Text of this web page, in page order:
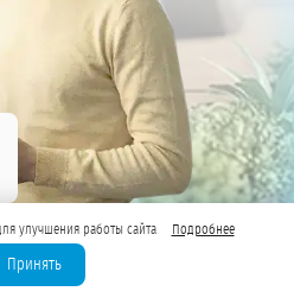
улучшения работы сайта Подробнее
Принять